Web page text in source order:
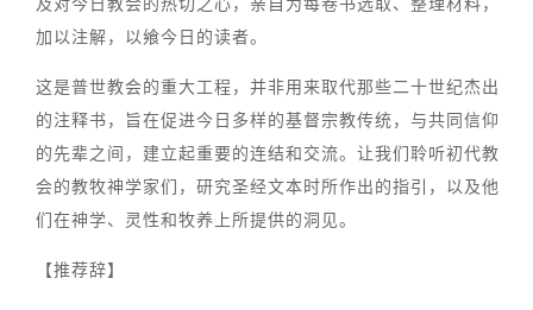
及对今日教会的热切之心，亲自为每卷书选取、整理材料，
加以注解，以飨今日的读者。
这是普世教会的重大工程，并非用来取代那些二十世纪杰出
的注释书，旨在促进今日多样的基督宗教传统，与共同信仰
的先辈之间，建立起重要的连结和交流。让我们聆听初代教
会的教牧神学家们，研究圣经文本时所作出的指引，以及他
们在神学、灵性和牧养上所提供的洞见。
【推荐辞】